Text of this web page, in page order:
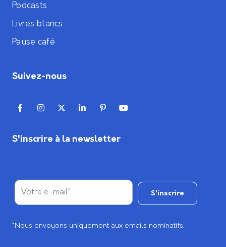
Podcasts
Livres blancs
Pause café
Suivez-nous
S'inscrire à la newsletter
*Nous envoyons uniquement aux emails nominatifs.